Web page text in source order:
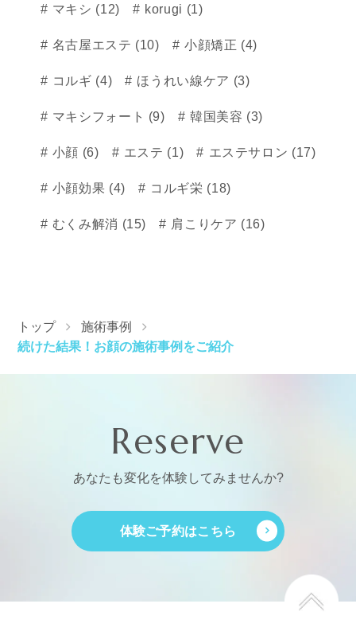
マキシ (12) korugi (1)
名古屋エステ (10) 小顔矯正 (4)
コルギ (4) ほうれい線ケア (3)
マキシフォート (9) 韓国美容 (3)
小顔 (6) エステ (1) エステサロン (17)
小顔効果 (4) コルギ栄 (18)
むくみ解消 (15) 肩こりケア (16)
トップ
施術事例
続けた結果！お顔の施術事例をご紹介
Reserve
あなたも変化を体験してみませんか?
体験ご予約はこちら